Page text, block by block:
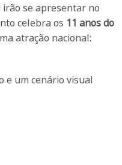
se apresentar no
celebra os 11 anos do
atração nacional:
e um cenário visual